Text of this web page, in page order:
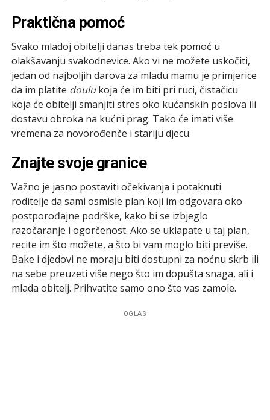
Praktična pomoć
Svako mladoj obitelji danas treba tek pomoć u
olakšavanju svakodnevice. Ako vi ne možete uskočiti,
jedan od najboljih darova za mladu mamu je primjerice
da im platite doulukoja će im biti pri ruci, čistačicu
koja će obitelji smanjiti stres oko kućanskih poslova ili
dostavu obroka na kućni prag. Tako će imati više
vremena za novorođenče i stariju djecu.
Znajte svoje granice
Važno je jasno postaviti očekivanja i potaknuti
roditelje da sami osmisle plan koji im odgovara oko
postporođajne podrške, kako bi se izbjeglo
razočaranje i ogorčenost. Ako se uklapate u taj plan,
recite im što možete, a što bi vam moglo biti previše.
Bake i djedovi ne moraju biti dostupni za noćnu skrb ili
na sebe preuzeti više nego što im dopušta snaga, ali i
mlada obitelj. Prihvatite samo ono što vas zamole.
OGLAS